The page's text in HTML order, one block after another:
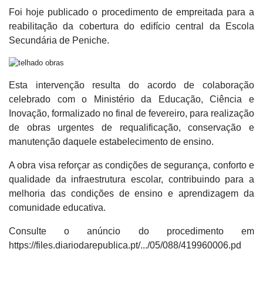
Foi hoje publicado o procedimento de empreitada para a
reabilitação da cobertura do edifício central da Escola
Secundária de Peniche.
Esta intervenção resulta do acordo de colaboração
celebrado com o Ministério da Educação, Ciência e
Inovação, formalizado no final de fevereiro, para realização
de obras urgentes de requalificação, conservação e
manutenção daquele estabelecimento de ensino.
A obra visa reforçar as condições de segurança, conforto e
qualidade da infraestrutura escolar, contribuindo para a
melhoria das condições de ensino e aprendizagem da
comunidade educativa.
Consulte o anúncio do procedimento em
https://files.diariodarepublica.pt/.../05/088/419960006.pd